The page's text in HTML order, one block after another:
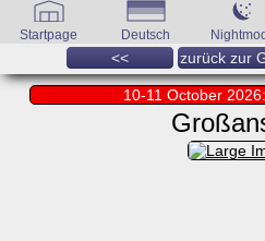
Startpage Deutsch
<< zurück zur
10-11 October